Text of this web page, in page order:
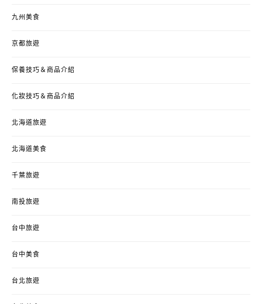
九州美食
京都旅遊
保養技巧＆商品介紹
化妝技巧＆商品介紹
北海道旅遊
北海道美食
千葉旅遊
南投旅遊
台中旅遊
台中美食
台北旅遊